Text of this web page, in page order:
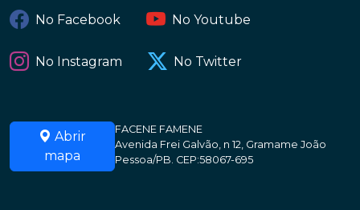
No Facebook No Youtube
No Instagram No Twitter
Abrir
mapa
FACENE FAMENE
Avenida Frei Galvão, n 12, Gramame João
Pessoa/PB. CEP:58067-695